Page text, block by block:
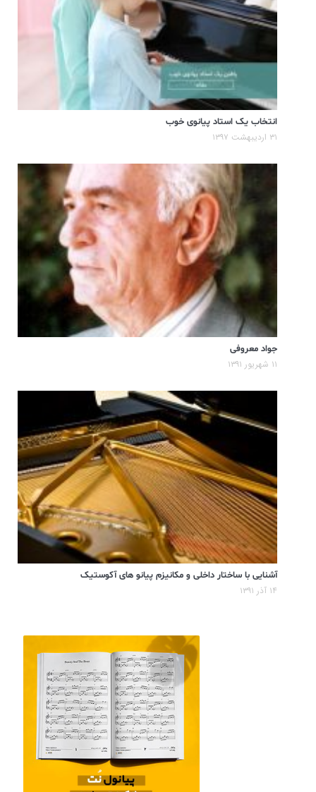
انتخاب یک استاد پیانوی خوب
۳۱ اردیبهشت ۱۳۹۷
جواد معروفی
۱۱ شهریور ۱۳۹۱
آشنایی با ساختار داخلی و مکانیزم پیانو های آکوستیک
۱۴ آذر ۱۳۹۱